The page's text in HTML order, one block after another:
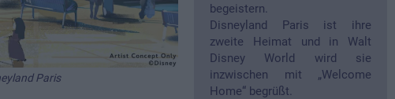
Paris
begeistern.
Disneyland Paris ist ihre
zweite Heimat und in Walt
Disney World wird sie
inzwischen mit „Welcome
Home“ begrüßt.